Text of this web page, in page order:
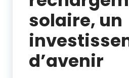
solaire, un
d’avenir